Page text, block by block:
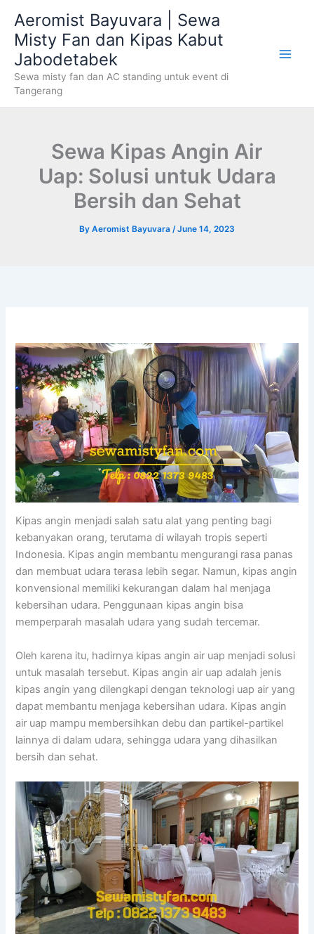
content
Aeromist Bayuvara | Sewa
Misty Fan dan Kipas Kabut
Jabodetabek
Sewa misty fan dan AC standing untuk event di
Tangerang
Sewa Kipas Angin Air
Uap: Solusi untuk Udara
Bersih dan Sehat
By Aeromist Bayuvara /June 14, 2023
Kipas angin menjadi salah satu alat yang penting bagi
kebanyakan orang, terutama di wilayah tropis seperti
Indonesia. Kipas angin membantu mengurangi rasa panas
dan membuat udara terasa lebih segar. Namun, kipas angin
konvensional memiliki kekurangan dalam hal menjaga
kebersihan udara. Penggunaan kipas angin bisa
memperparah masalah udara yang sudah tercemar.
Oleh karena itu, hadirnya kipas angin air uap menjadi solusi
untuk masalah tersebut. Kipas angin air uap adalah jenis
kipas angin yang dilengkapi dengan teknologi uap air yang
dapat membantu menjaga kebersihan udara. Kipas angin
air uap mampu membersihkan debu dan partikel-partikel
lainnya di dalam udara, sehingga udara yang dihasilkan
bersih dan sehat.